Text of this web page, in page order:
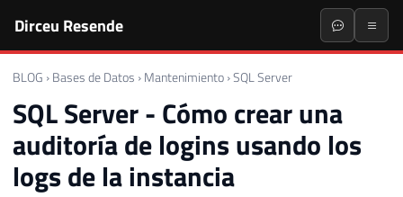
Dirceu Resende
BLOG › Bases de Datos › Mantenimiento ›SQL Server
SQL Server - Cómo crear una
auditoría de logins usando los
logs de la instancia